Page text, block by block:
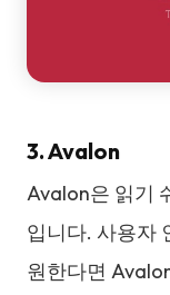
3. Avalon
Avalon은 읽기
입니다. 사용자
원한다면